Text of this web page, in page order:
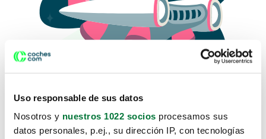
Uso responsable de sus datos
Nosotros y nuestros 1022 socios procesamos sus
datos personales, p.ej., su dirección IP, con tecnologías